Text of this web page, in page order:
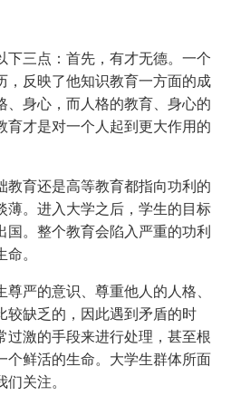
下三点：首先，有才无德。一个
，反映了他知识教育一方面的成
、身心，而人格的教育、身心的
育才是对一个人起到更大作用的
教育还是高等教育都指向功利的
薄。进入大学之后，学生的目标
国。整个教育会陷入严重的功利
。
严的意识、尊重他人的人格、
较缺乏的，因此遇到矛盾的时
过激的手段来进行处理，甚至根
个鲜活的生命。大学生群体所面
关注。